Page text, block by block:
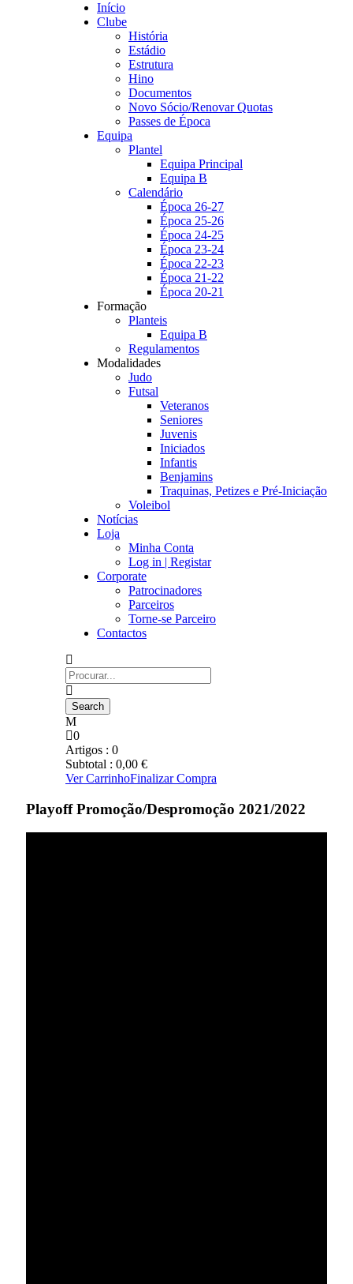
Início
Clube
História
Estádio
Estrutura
Hino
Documentos
Novo Sócio/Renovar Quotas
Passes de Época
Equipa
Plantel
Equipa Principal
Equipa B
Calendário
Época 26-27
Época 25-26
Época 24-25
Época 23-24
Época 22-23
Época 21-22
Época 20-21
Formação
Planteis
Equipa B
Regulamentos
Modalidades
Judo
Futsal
Veteranos
Seniores
Juvenis
Iniciados
Infantis
Benjamins
Traquinas, Petizes e Pré-Iniciação
Voleibol
Notícias
Loja
Minha Conta
Log in | Registar
Corporate
Patrocinadores
Parceiros
Torne-se Parceiro
Contactos
0
Artigos : 0
Subtotal : 0,00 €
Ver CarrinhoFinalizar Compra
Playoff Promoção/Despromoção 2021/2022